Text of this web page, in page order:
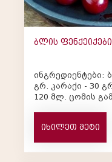
ბლის ფენქეიქები
ინგრედიენტები: ბალი - 1 მუჭა, ფქვილი - 150
გრ. კარაქი - 30 გრ. კვერცხი - 1 ცალი, წყალი -
120 მლ. ცომის გამაფხვიერებელი - 1 ჩ/კ. კაკაო
იხილეთ მეტი